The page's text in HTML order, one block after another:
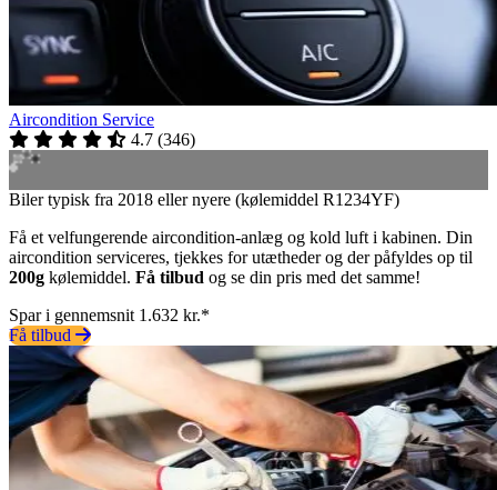
Aircondition Service
4.7 (346)
Biler typisk fra 2018 eller nyere (kølemiddel R1234YF)
Få et velfungerende aircondition-anlæg og kold luft i kabinen. Din
aircondition serviceres, tjekkes for utætheder og der påfyldes op til
200g kølemiddel. Få tilbud og se din pris med det samme!
Spar i gennemsnit 1.632 kr.*
Få tilbud